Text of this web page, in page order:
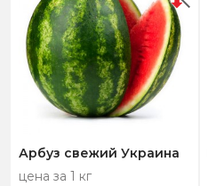
Арбуз свежий Украина
цена за 1 кг